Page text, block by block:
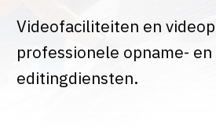
Videofaciliteiten en
professionele opname- en
editingdiensten.